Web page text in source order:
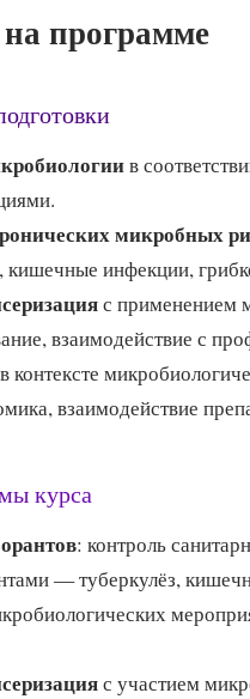
программе
в
микробных
кишечные инфекции,
с применением
взаимодействие с
в контексте
взаимодействие
курса
: контроль
— туберкулёз,
с участием